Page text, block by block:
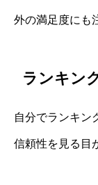
外の満足度にも
ランキン
自分でランキン
信頼性を見る目